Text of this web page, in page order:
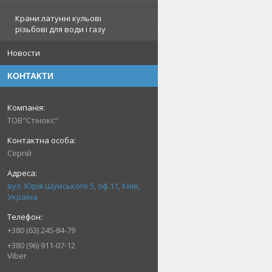
Крани латунні кульові
різьбові для води і газу
Новости
КОНТАКТИ
ТОВ"Стінокс"
Сергій
вул. Юрія Шумського 5, оф.11, Київ,
Україна
+380 (63) 245-84-79
+380 (96) 911-07-12
Viber